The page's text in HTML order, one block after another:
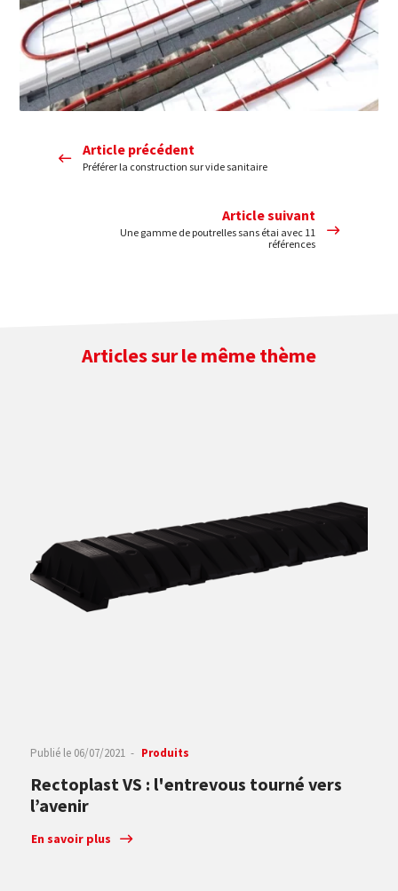
Article précédent
Préférer la construction sur vide sanitaire
Article suivant
Une gamme de poutrelles sans étai avec 11
références
Articles sur le même thème
Publié le 06/07/2021 Produits
Rectoplast VS : l'entrevous tourné vers
l’avenir
En savoir plus